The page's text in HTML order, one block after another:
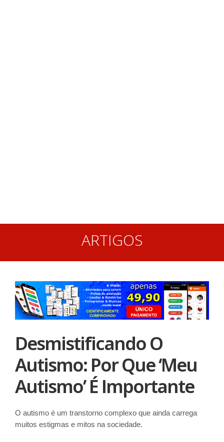
ARTIGOS
Desmistificando O
Autismo: Por Que ‘meu
Autismo’ É Importante
O autismo é um transtorno complexo que ainda carrega
muitos estigmas e mitos na sociedade.